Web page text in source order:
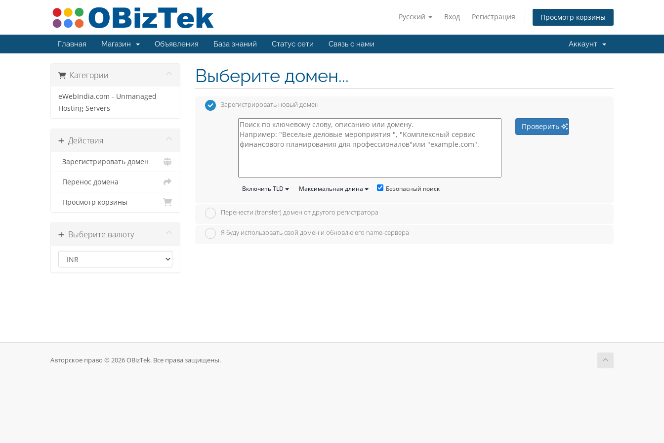
Русский Вход Регистрация Просмотр корзины
Главная Магазин Объявления База знаний Статус сети Связь с нами Аккаунт
Категории
eWebIndia.com - Unmanaged
Hosting Servers
Действия
Зарегистрировать домен
Перенос домена
Просмотр корзины
Выберите валюту
Выберите домен...
Зарегистрировать новый домен
Проверить
Включить TLD Максимальная длина Безопасный поиск
Перенести (transfer) домен от другого регистратора
Я буду использовать свой домен и обновлю его name-сервера
Авторское право © 2026 OBizTek. Все права защищены.